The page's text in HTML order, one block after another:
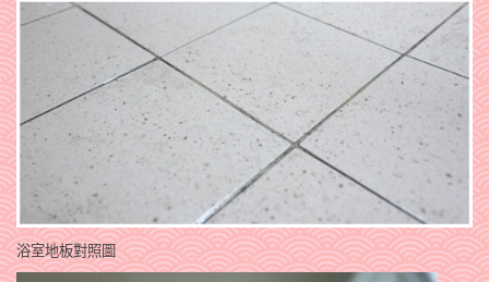
浴室地板對照圖